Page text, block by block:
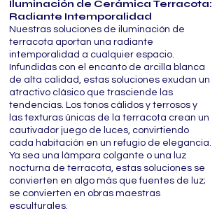
Iluminación de Cerámica Terracota:
Radiante Intemporalidad
Nuestras soluciones de iluminación de
terracota aportan una radiante
intemporalidad a cualquier espacio.
Infundidas con el encanto de arcilla blanca
de alta calidad, estas soluciones exudan un
atractivo clásico que trasciende las
tendencias. Los tonos cálidos y terrosos y
las texturas únicas de la terracota crean un
cautivador juego de luces, convirtiendo
cada habitación en un refugio de elegancia.
Ya sea una lámpara colgante o una luz
nocturna de terracota, estas soluciones se
convierten en algo más que fuentes de luz;
se convierten en obras maestras
esculturales.